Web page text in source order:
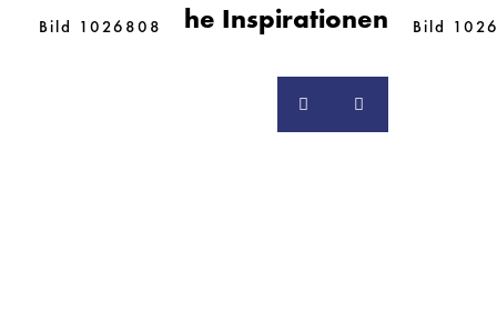
Ähnliche Inspirationen
Bild 1026808 Bild